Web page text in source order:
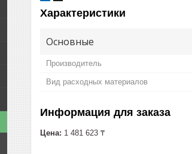
Характеристики
Основные
Производитель
Вид расходных материалов
Информация для заказа
Цена: 1 481 623 ₸